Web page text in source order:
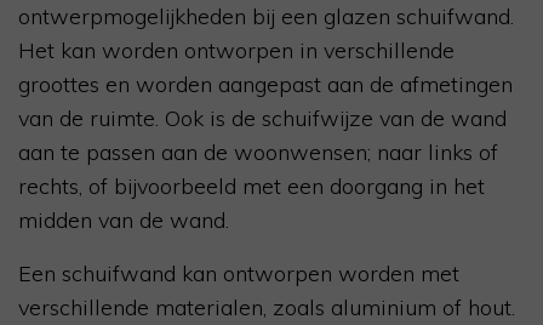
ontwerpmogelijkheden bij een glazen schuifwand.
Het kan worden ontworpen in verschillende
groottes en worden aangepast aan de afmetingen
van de ruimte. Ook is de schuifwijze van de wand
aan te passen aan de woonwensen; naar links of
rechts, of bijvoorbeeld met een doorgang in het
midden van de wand.
Een schuifwand kan ontworpen worden met
verschillende materialen, zoals aluminium of hout.